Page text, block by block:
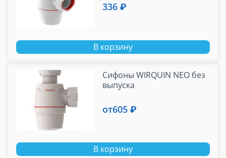
336 ₽
В корзину
Сифоны WIRQUIN NEO без
выпуска
от605 ₽
В корзину